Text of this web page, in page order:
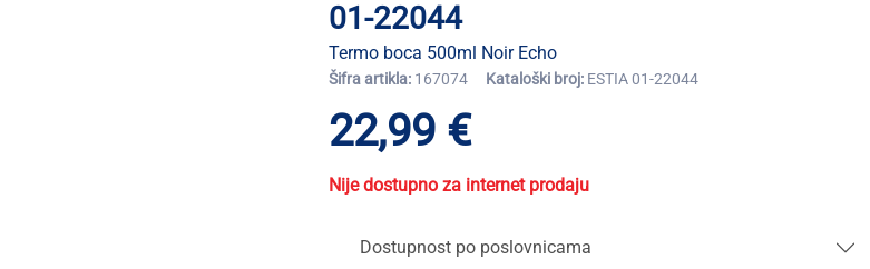
01-22044
Termo boca 500ml Noir Echo
Šifra artikla: 167074 Kataloški broj: ESTIA 01-22044
22,99 €
Nije dostupno za internet prodaju
Dostupnost po poslovnicama